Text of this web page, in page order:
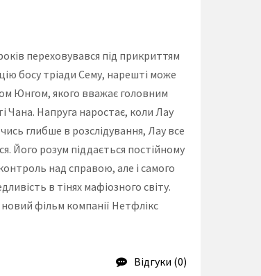
переховувався під прикриттям
босу тріади Сему, нарешті може
Юнгом, якого вважає головним
Чана. Напруга наростає, коли Лау
глибше в розслідування, Лау все
Його розум піддається постійному
над справою, але і самого
в тінях мафіозного світу.
фільм компанії Нетфлікс
Відгуки (0)